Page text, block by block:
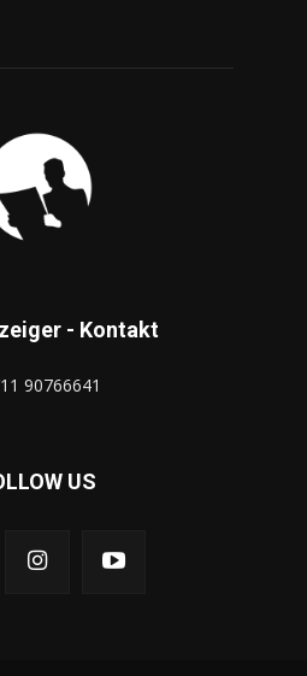
- Kontakt
90766641
US